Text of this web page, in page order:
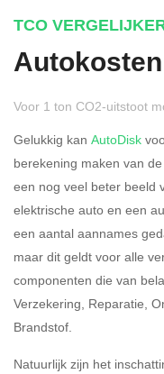
Rijdt u meer
kilometer
TCO
Voor 1 ton CO2-uitstoot
Gelukkig kan AutoDisk
berekening maken van
een nog veel beter beeld
elektrische auto en een
een aantal aannames
maar dit geldt voor alle
componenten die van
Verzekering, Reparatie,
Brandstof.
Natuurlijk zijn het